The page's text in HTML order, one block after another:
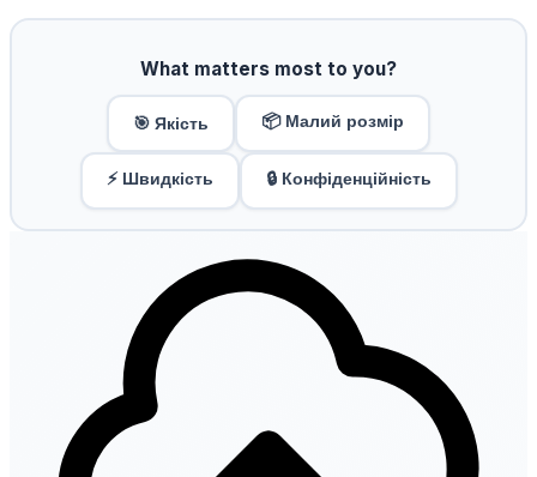
What matters most to you?
🎯 Якість 📦 Малий розмір
⚡ Швидкість 🔒 Конфіденційність